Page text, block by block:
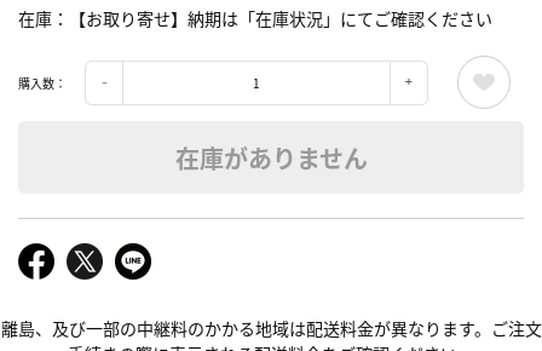
在庫 【お取り寄せ】納期は「在庫状況」にてご確認ください
購入数：
在庫がありません
離島、及び一部の中継料のかかる地域は配送料金が異なります。ご注文